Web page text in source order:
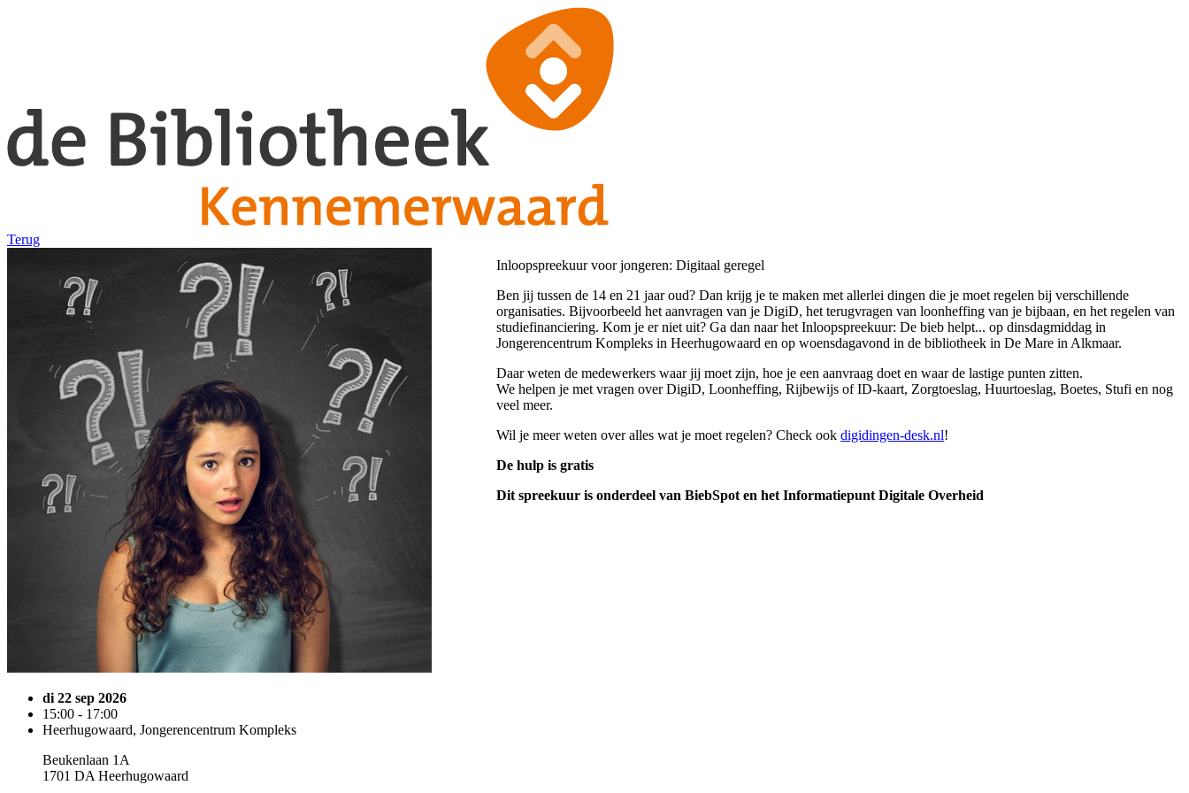
Terug
di 22 sep 2026
15:00 - 17:00
Heerhugowaard, Jongerencentrum Kompleks
Beukenlaan 1A
1701 DA Heerhugowaard
Inloopspreekuur voor jongeren: Digitaal geregel
Ben jij tussen de 14 en 21 jaar oud? Dan krijg je te maken met allerlei dingen die je moet regelen bij verschillende
organisaties. Bijvoorbeeld het aanvragen van je DigiD, het terugvragen van loonheffing van je bijbaan, en het regelen van
studiefinanciering. Kom je er niet uit? Ga dan naar het Inloopspreekuur: De bieb helpt... op dinsdagmiddag in
Jongerencentrum Kompleks in Heerhugowaard en op woensdagavond in de bibliotheek in De Mare in Alkmaar.
Daar weten de medewerkers waar jij moet zijn, hoe je een aanvraag doet en waar de lastige punten zitten.
We helpen je met vragen over DigiD, Loonheffing, Rijbewijs of ID-kaart, Zorgtoeslag, Huurtoeslag, Boetes, Stufi en nog
veel meer.
Wil je meer weten over alles wat je moet regelen? Check ookdigidingen-desk.nl!
De hulp is gratis
Dit spreekuur is onderdeel van BiebSpot en het Informatiepunt Digitale Overheid